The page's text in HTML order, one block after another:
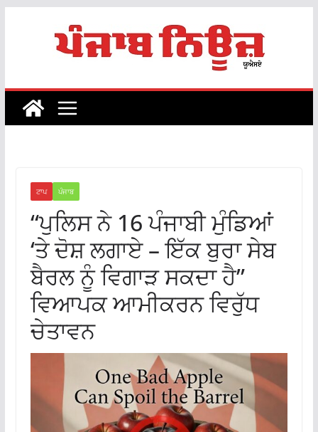
ਟਾਪ ਪੰਜਾਬ
“ਪੁਲਿਸ ਨੇ 16 ਪੰਜਾਬੀ ਮੁੰਡਿਆਂ
‘ਤੇ ਦੋਸ਼ ਲਗਾਏ – ਇੱਕ ਬੁਰਾ ਸੇਬ
ਬੈਰਲ ਨੂੰ ਵਿਗਾੜ ਸਕਦਾ ਹੈ”
ਵਿਆਪਕ ਆਮੀਕਰਨ ਵਿਰੁੱਧ
ਚੇਤਾਵਨ